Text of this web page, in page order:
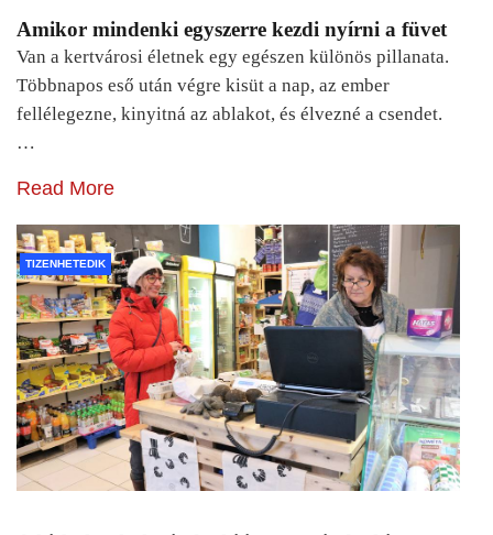
Amikor mindenki egyszerre kezdi nyírni a füvet
Van a kertvárosi életnek egy egészen különös pillanata.
Többnapos eső után végre kisüt a nap, az ember
fellélegezne, kinyitná az ablakot, és élvezné a csendet.
…
Read More
TIZENHETEDIK